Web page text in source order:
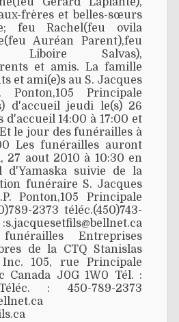
frères et belles-sœurs
feu Rachel(feu ovila
Auréan Parent),feu
Liboire Salvas),
et amis. La famille
et ami(e)s au S. Jacques
Principale
d'accueil jeudi le(s) 26
d'accueil 14:00 à 17:00 et
le jour des funérailles à
Les funérailles auront
27 aout 2010 à 10:30 en
d'Yamaska suivie de la
funéraire S. Jacques
Ponton,105 Principale
2373 téléc.(450)743-
Entreprises
de la CTQ Stanislas
105, rue Principale
Canada J0G 1W0 Tél. :
: 450-789-2373